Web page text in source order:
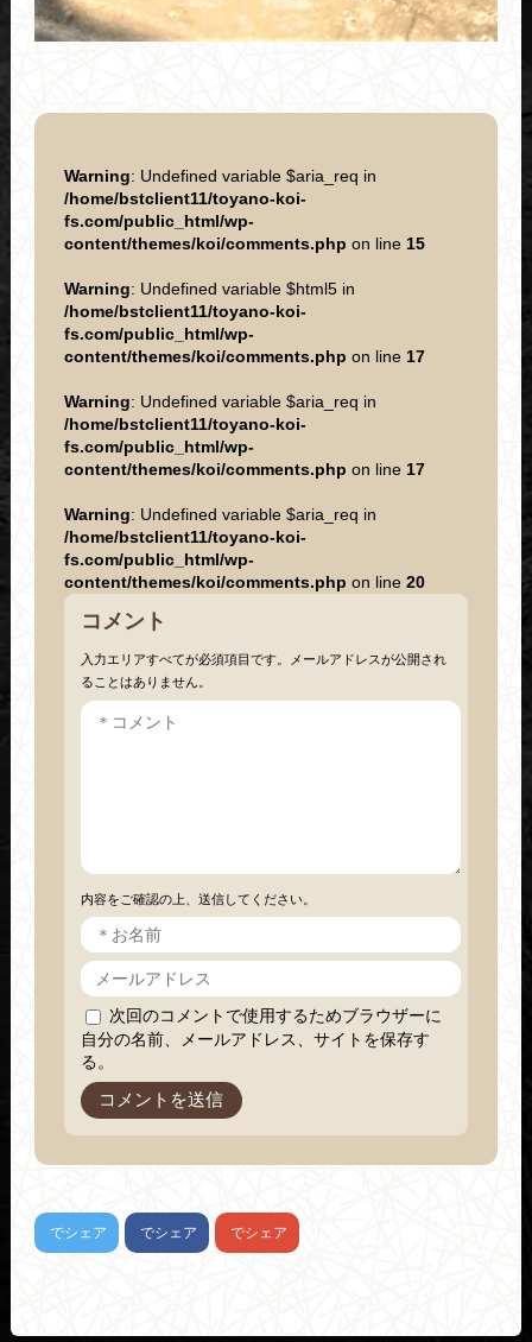
Warning: Undefined variable $aria_req in
/home/bstclient11/toyano-koi-
fs.com/public_html/wp-
content/themes/koi/comments.php on line 15
Warning: Undefined variable $html5 in
/home/bstclient11/toyano-koi-
fs.com/public_html/wp-
content/themes/koi/comments.php on line 17
Warning: Undefined variable $aria_req in
/home/bstclient11/toyano-koi-
fs.com/public_html/wp-
content/themes/koi/comments.php on line 17
Warning: Undefined variable $aria_req in
/home/bstclient11/toyano-koi-
fs.com/public_html/wp-
content/themes/koi/comments.php on line 20
コメント
入力エリアすべてが必須項目です。メールアドレスが公開され
ることはありません。
内容をご確認の上、送信してください。
次回のコメントで使用するためブラウザーに
自分の名前、メールアドレス、サイトを保存す
る。
でシェア でシェア でシェア